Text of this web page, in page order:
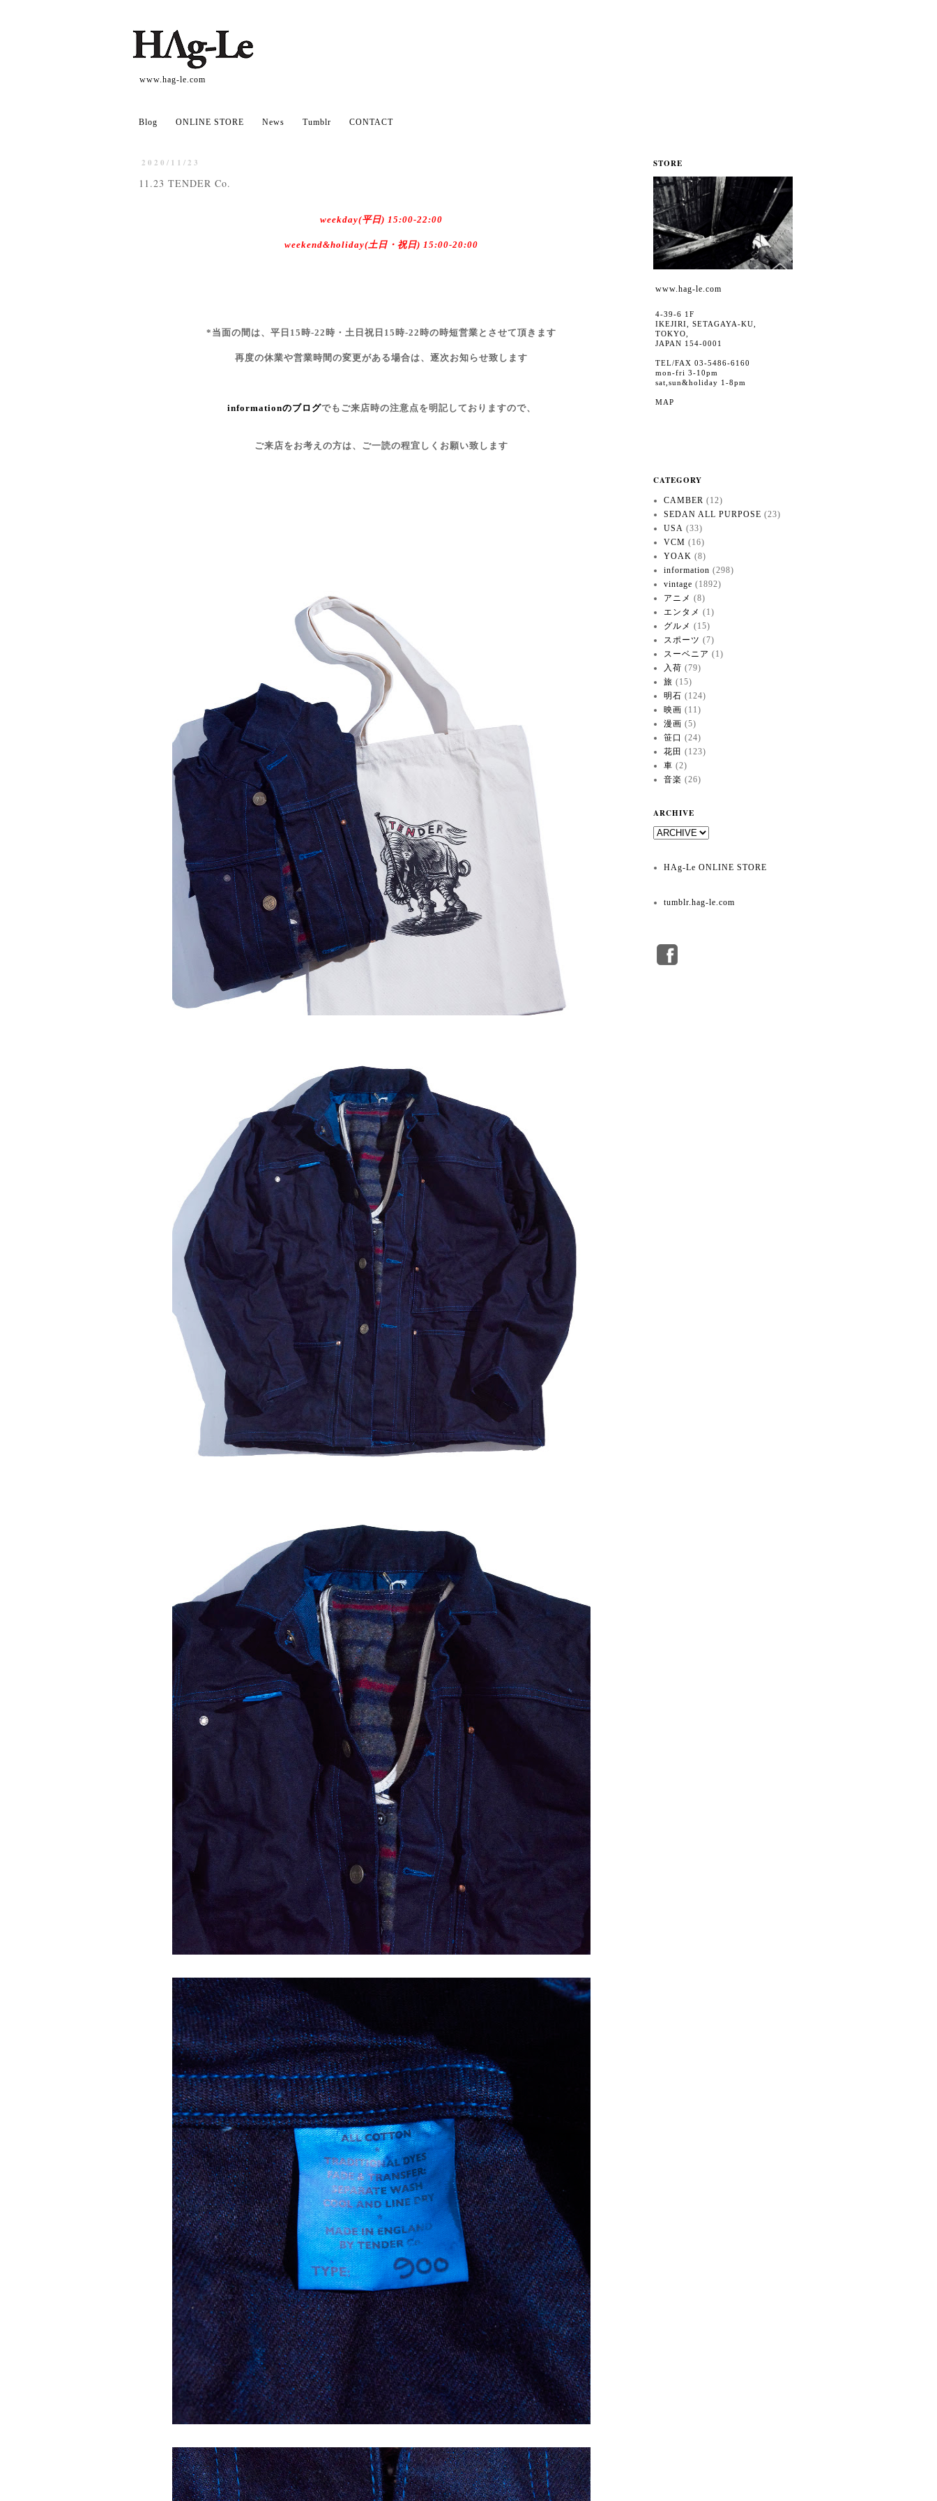
www.hag-le.com
Blog ONLINE STORE News Tumblr CONTACT
2020/11/23
11.23 TENDER Co.
weekday(平日) 15:00-22:00
weekend&holiday(土日・祝日) 15:00-20:00
*当面の間は、平日15時-22時・土日祝日15時-22時の時短営業とさせて頂きます
再度の休業や営業時間の変更がある場合は、逐次お知らせ致します
informationのブログでもご来店時の注意点を明記しておりますので、
ご来店をお考えの方は、ご一読の程宜しくお願い致します
STORE
www.hag-le.com
4-39-6 1F
IKEJIRI, SETAGAYA-KU,
TOKYO,
JAPAN 154-0001
TEL/FAX 03-5486-6160
mon-fri 3-10pm
sat,sun&holiday 1-8pm
MAP
CATEGORY
CAMBER (12)
SEDAN ALL PURPOSE (23)
USA (33)
VCM (16)
YOAK (8)
information (298)
vintage (1892)
アニメ (8)
エンタメ (1)
グルメ (15)
スポーツ (7)
スーベニア (1)
入荷 (79)
旅 (15)
明石 (124)
映画 (11)
漫画 (5)
笹口 (24)
花田 (123)
車 (2)
音楽 (26)
ARCHIVE
HAg-Le ONLINE STORE
tumblr.hag-le.com